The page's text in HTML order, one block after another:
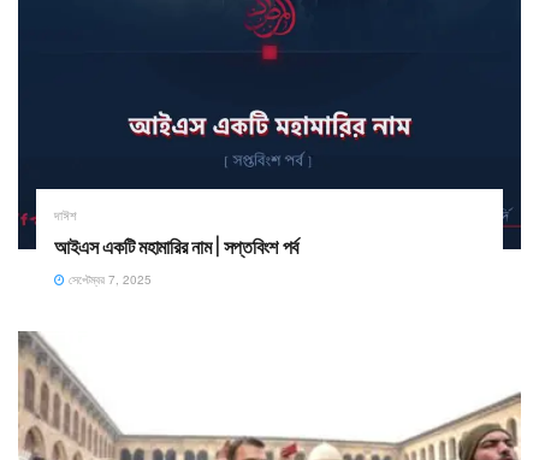
দাঈশ
আইএস একটি মহামারির নাম | সপ্তবিংশ পর্ব
সেপ্টেম্বর 7, 2025